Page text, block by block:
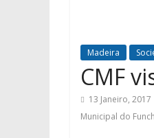
Madeira
CMF
13 Janeiro, 2017
Municipal do